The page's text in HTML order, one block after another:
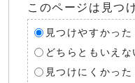
このページは見つ
見つけやすかった
どちらともいえな
見つけにくかった